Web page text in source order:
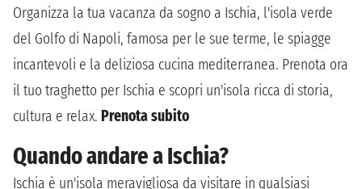
Organizza la tua vacanza da sogno a Ischia, l'isola verde
del Golfo di Napoli, famosa per le sue terme, le spiagge
incantevoli e la deliziosa cucina mediterranea. Prenota ora
il tuo traghetto per Ischia e scopri un'isola ricca di storia,
cultura e relax. Prenota subito
Quando andare a Ischia?
Ischia è un'isola meravigliosa da visitare in qualsiasi